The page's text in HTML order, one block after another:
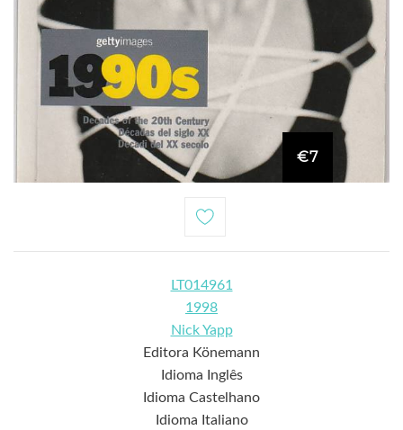
€7
LT014961
1998
Nick Yapp
Editora Könemann
Idioma Inglês
Idioma Castelhano
Idioma Italiano